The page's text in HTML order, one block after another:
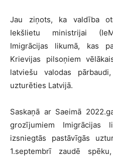
Jau ziņots, ka valdība
Iekšlietu ministrijai
Imigrācijas likumā, kas
Krievijas pilsoņiem
latviešu valodas
uzturēties Latvijā.
Saskaņā ar Saeimā
grozījumiem Imigrācijas
izsniegtās pastāvīgās
1.septembrī zaudē